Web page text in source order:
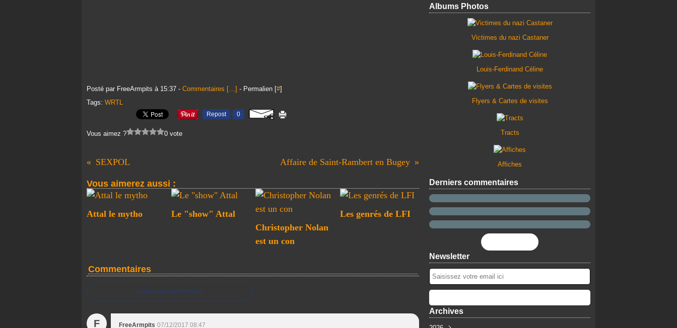
Posté par FreeArmpits à 15:37 - Commentaires […] - Permalien [#]
Tags: WRTL
Repost 0
Vous aimez ? 0 vote
SEXPOL Affaire de Saint-Rambert en Bugey
Vous aimerez aussi :
Attal le mytho
Le "show" Attal
Christopher Nolan
est un con
Les genrés de LFI
Commentaires
Ajouter un commentaire
F FreeArmpits 07/12/2017 08:47
Albums Photos
Victimes du nazi Castaner
Louis-Ferdinand Céline
Flyers & Cartes de visites
Tracts
Affiches
Derniers commentaires
Newsletter
Archives